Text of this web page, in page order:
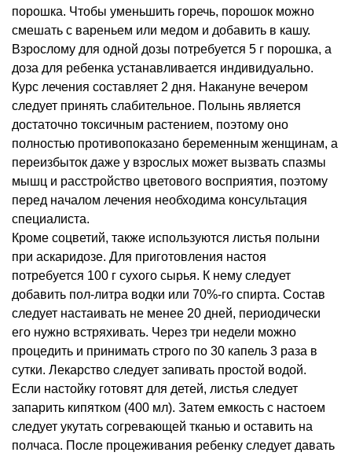
порошка. Чтобы уменьшить горечь, порошок можно
смешать с вареньем или медом и добавить в кашу.
Взрослому для одной дозы потребуется 5 г порошка, а
доза для ребенка устанавливается индивидуально.
Курс лечения составляет 2 дня. Накануне вечером
следует принять слабительное. Полынь является
достаточно токсичным растением, поэтому оно
полностью противопоказано беременным женщинам, а
переизбыток даже у взрослых может вызвать спазмы
мышц и расстройство цветового восприятия, поэтому
перед началом лечения необходима консультация
специалиста.
Кроме соцветий, также используются листья полыни
при аскаридозе. Для приготовления настоя
потребуется 100 г сухого сырья. К нему следует
добавить пол-литра водки или 70%-го спирта. Состав
следует настаивать не менее 20 дней, периодически
его нужно встряхивать. Через три недели можно
процедить и принимать строго по 30 капель 3 раза в
сутки. Лекарство следует запивать простой водой.
Если настойку готовят для детей, листья следует
запарить кипятком (400 мл). Затем емкость с настоем
следует укутать согревающей тканью и оставить на
полчаса. После процеживания ребенку следует давать